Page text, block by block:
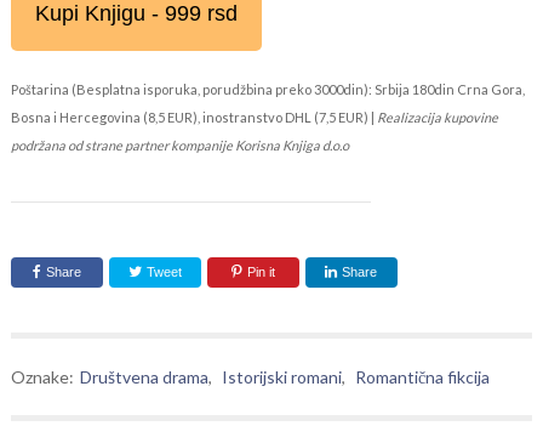
Kupi Knjigu - 999 rsd
Poštarina (Besplatna isporuka, porudžbina preko 3000din): Srbija 180din Crna Gora,
Bosna i Hercegovina (8,5 EUR), inostranstvo DHL (7,5 EUR) | Realizacija kupovine
podržana od strane partner kompanije Korisna Knjiga d.o.o
Share Tweet Pin it Share
Oznake: Društvena drama, Istorijski romani, Romantična fikcija